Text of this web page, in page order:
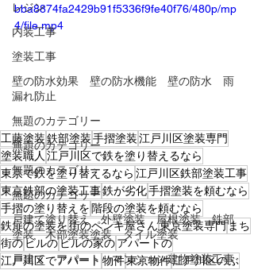
レジン
内装工事
塗装工事
壁の防水効果 壁の防水機能 壁の防水 雨
漏れ防止
無題のカテゴリー
無題のカテゴリー
無題のカテゴリー
無題のカテゴリー
戸建て塗り替え 外壁塗装 屋根塗装 鉄部
塗装 木部塗装塗装 タイル塗装
戸建て アパート マンション建物塗装工事
bba8874fa2429b91f5336f9fe40f76/480p/mp
4/file.mp4
工藤塗装鉄部塗装手摺塗装江戸川区塗装専門
塗装職人 江戸川区で鉄を塗り替えるなら
東京で鉄を塗り替えるなら 江戸川区鉄部塗装工事
東京鉄部の塗装工事鉄が劣化手摺塗装を頼むなら
手摺の塗り替えを 階段の塗装を頼むなら
鉄扉の塗装を街のペンキ屋さん東京塗装専門まち
街の ビルのビルの家のアパートの
江戸川区でアパート 物件東京物件江戸川区のぶ